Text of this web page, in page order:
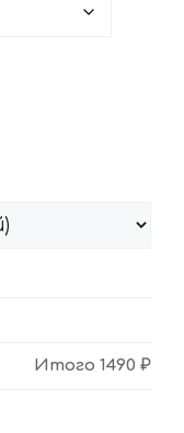
Итого 1490 ₽